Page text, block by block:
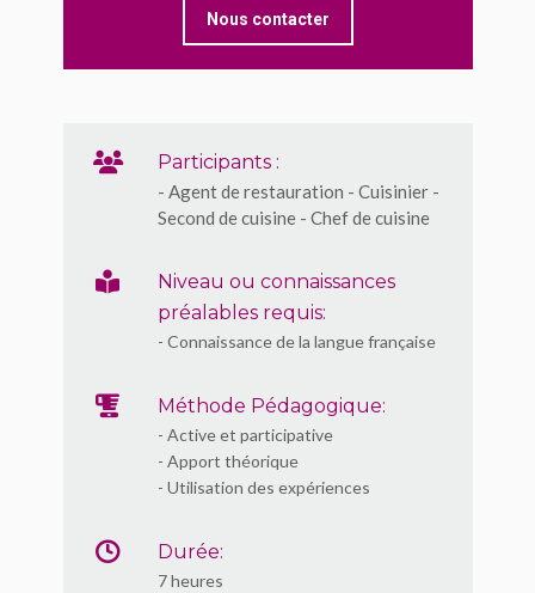
Nous contacter
Participants :
- Agent de restauration - Cuisinier -
Second de cuisine - Chef de cuisine
Niveau ou connaissances
préalables requis:
- Connaissance de la langue française
Méthode Pédagogique:
- Active et participative
- Apport théorique
- Utilisation des expériences
Durée:
7 heures